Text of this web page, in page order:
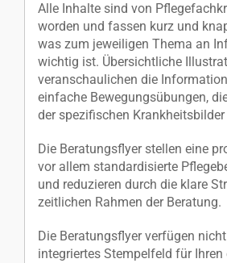
Alle Inhalte sind von
worden und fassen kurz und
was zum jeweiligen Thema an
wichtig ist. Übersichtliche
veranschaulichen die
einfache Bewegungsübungen,
der spezifischen Krankheitsbilder
Die Beratungsflyer stellen eine
vor allem standardisierte
und reduzieren durch die klare
zeitlichen Rahmen der Beratung.
Die Beratungsflyer verfügen
integriertes Stempelfeld für Ihren